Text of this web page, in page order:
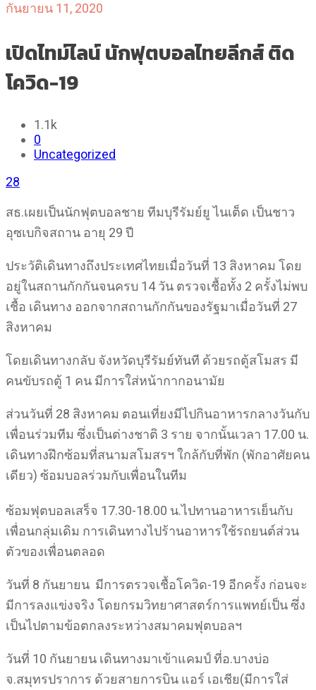
กันยายน 11, 2020
เปิดไทม์ไลน์ นักฟุตบอลไทยลีกส์ ติด
โควิด-19
1.1k
0
Uncategorized
28
สธ.เผยเป็นนักฟุตบอลชาย ทีมบุรีรัมย์ยู ไนเต็ด เป็นชาว
อุซเบกิจสถาน อายุ 29 ปี
ประวัติเดินทางถึงประเทศไทยเมื่อวันที่ 13 สิงหาคม โดย
อยู่ในสถานกักกันจนครบ 14 วัน ตรวจเชื้อทั้ง 2 ครั้งไม่พบ
เชื้อ เดินทาง ออกจากสถานกักกันของรัฐมาเมื่อวันที่ 27
สิงหาคม
โดยเดินทางกลับ จังหวัดบุรีรัมย์ทันที ด้วยรถตู้สโมสร มี
คนขับรถตู้ 1 คน มีการใส่หน้ากากอนามัย
ส่วนวันที่ 28 สิงหาคม ตอนเที่ยงมีไปกินอาหารกลางวันกับ
เพื่อนร่วมทีม ซึ่งเป็นต่างชาติ 3 ราย จากนั้นเวลา 17.00 น.
เดินทางฝึกซ้อมที่สนามสโมสรฯ ใกล้กับที่พัก (พักอาศัยคน
เดียว) ซ้อมบอลร่วมกับเพื่อนในทีม
ซ้อมฟุตบอลเสร็จ 17.30-18.00 น.ไปทานอาหารเย็นกับ
เพื่อนกลุ่มเดิม การเดินทางไปร้านอาหารใช้รถยนต์ส่วน
ตัวของเพื่อนตลอด
วันที่ 8 กันยายน มีการตรวจเชื้อโควิด-19 อีกครั้ง ก่อนจะ
มีการลงแข่งจริง โดยกรมวิทยาศาสตร์การแพทย์เป็น ซึ่ง
เป็นไปตามข้อตกลงระหว่างสมาคมฟุตบอลฯ
วันที่ 10 กันยายน เดินทางมาเข้าแคมป์ ที่อ.บางบ่อ
จ.สมุทรปราการ ด้วยสายการบิน แอร์ เอเชีย(มีการใส่